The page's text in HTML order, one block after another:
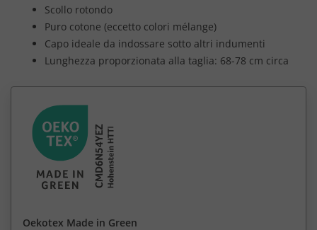
Scollo rotondo
Puro cotone (eccetto colori mélange)
Capo ideale da indossare sotto altri indumenti
Lunghezza proporzionata alla taglia: 68-78 cm circa
Oekotex Made in Green